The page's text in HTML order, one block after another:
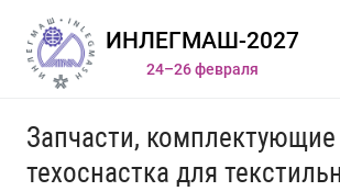
ИНЛЕГМАШ-2027
24–26 февраля
Запчасти, комплектующие
техоснастка для